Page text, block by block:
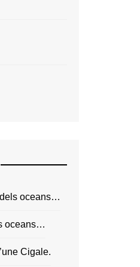
oceans…
oceans…
Cigale.